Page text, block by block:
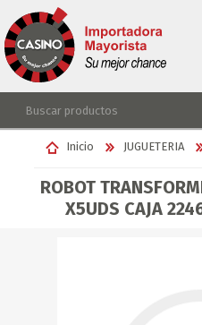
REGISTRARSE
LISTA DE DESEOS
Inicio JUGUETERIA
ROBOT
X5UDS CAJA